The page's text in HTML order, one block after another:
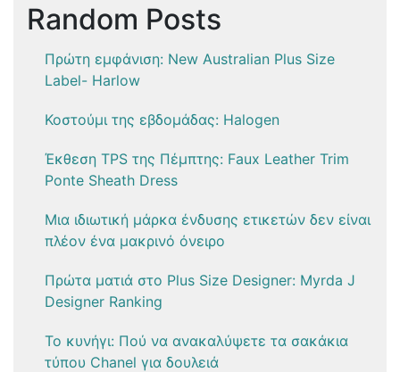
Random Posts
Πρώτη εμφάνιση: New Australian Plus Size
Label- Harlow
Κοστούμι της εβδομάδας: Halogen
Έκθεση TPS της Πέμπτης: Faux Leather Trim
Ponte Sheath Dress
Μια ιδιωτική μάρκα ένδυσης ετικετών δεν είναι
πλέον ένα μακρινό όνειρο
Πρώτα ματιά στο Plus Size Designer: Myrda J
Designer Ranking
Το κυνήγι: Πού να ανακαλύψετε τα σακάκια
τύπου Chanel για δουλειά